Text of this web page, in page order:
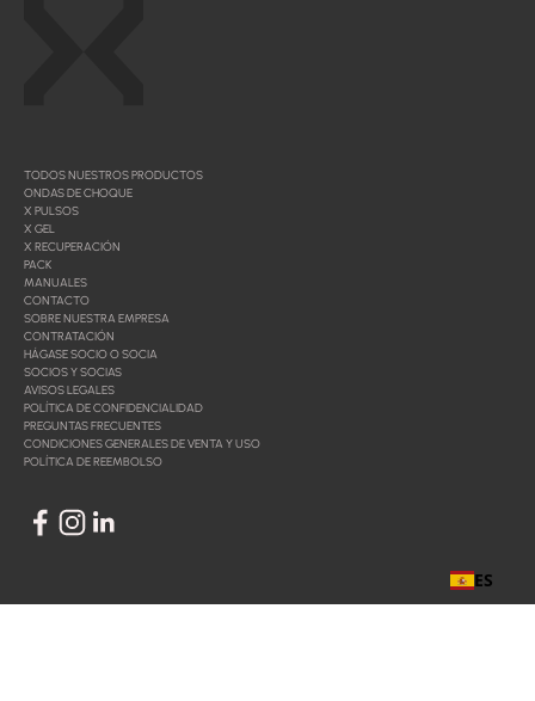
TODOS NUESTROS PRODUCTOS
ONDAS DE CHOQUE
X PULSOS
X GEL
X RECUPERACIÓN
PACK
MANUALES
CONTACTO
SOBRE NUESTRA EMPRESA
CONTRATACIÓN
HÁGASE SOCIO O SOCIA
SOCIOS Y SOCIAS
AVISOS LEGALES
POLÍTICA DE CONFIDENCIALIDAD
PREGUNTAS FRECUENTES
CONDICIONES GENERALES DE VENTA Y USO
POLÍTICA DE REEMBOLSO
ES